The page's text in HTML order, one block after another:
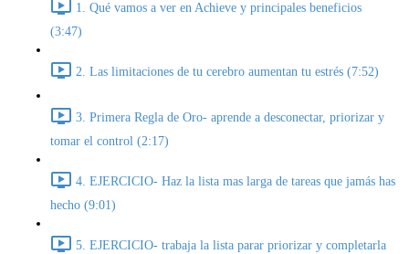
1. Qué vamos a ver en Achieve y principales beneficios
(3:47)
2. Las limitaciones de tu cerebro aumentan tu estrés (7:52)
3. Primera Regla de Oro- aprende a desconectar, priorizar y
tomar el control (2:17)
4. EJERCICIO- Haz la lista mas larga de tareas que jamás has
hecho (9:01)
5. EJERCICIO- trabaja la lista parar priorizar y completarla